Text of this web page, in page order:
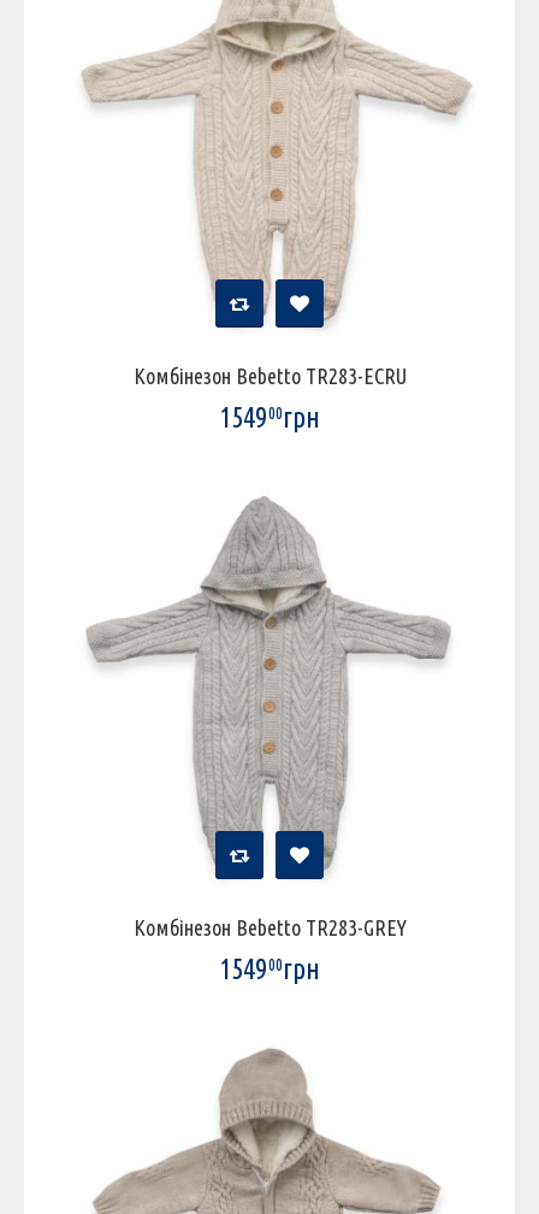
Комбінезон Bebetto TR283-ECRU
154900грн
Комбінезон Bebetto TR283-GREY
154900грн